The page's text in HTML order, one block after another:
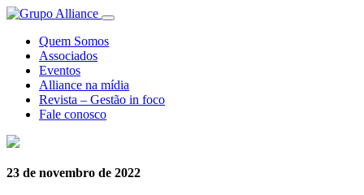
Quem Somos
Associados
Eventos
Alliance na mídia
Revista – Gestão in foco
Fale conosco
23 de novembro de 2022